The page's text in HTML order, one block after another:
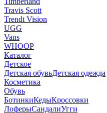
Travis Scott
Trendt Vision
UGG
Vans
WHOOP
Каталог
Детское
Детская обувьДетская одежда
Косметика
Обувь
БотинкиКедыКроссовки
ЛоферыСандалиУгги